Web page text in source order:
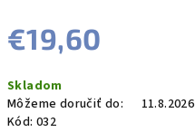
€19,60
cena:
Skladom
Môžeme doručiť do:
11.8.2026
Kód: 032